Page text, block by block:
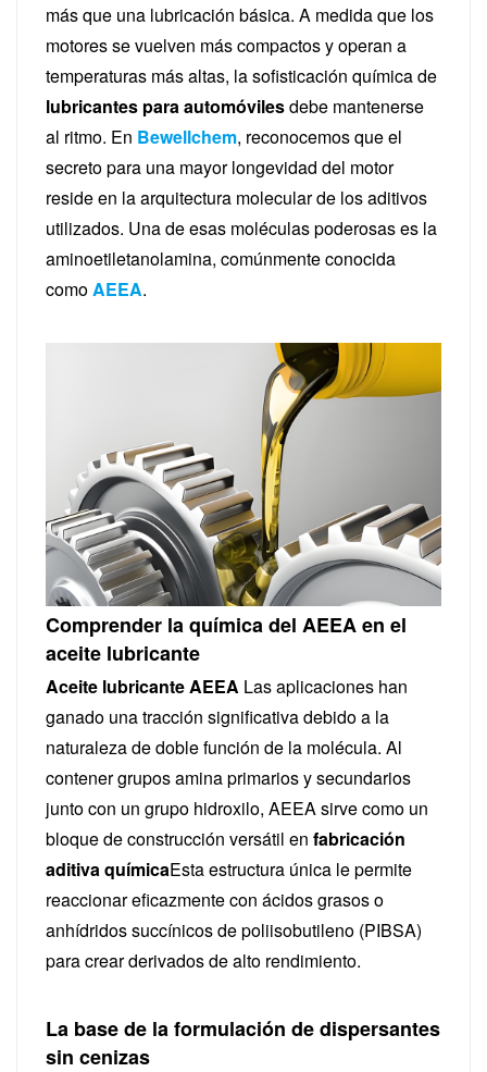
más que una lubricación básica. A medida que los
motores se vuelven más compactos y operan a
temperaturas más altas, la sofisticación química de
lubricantes para automóvilesdebe mantenerse
al ritmo. En Bewellchem, reconocemos que el
secreto para una mayor longevidad del motor
reside en la arquitectura molecular de los aditivos
utilizados. Una de esas moléculas poderosas es la
aminoetiletanolamina, comúnmente conocida
comoAEEA.
Comprender la química del AEEA en el
aceite lubricante
Aceite lubricante AEEA Las aplicaciones han
ganado una tracción significativa debido a la
naturaleza de doble función de la molécula. Al
contener grupos amina primarios y secundarios
junto con un grupo hidroxilo, AEEA sirve como un
bloque de construcción versátil enfabricación
aditiva químicaEsta estructura única le permite
reaccionar eficazmente con ácidos grasos o
anhídridos succínicos de poliisobutileno (PIBSA)
para crear derivados de alto rendimiento.
La base de la formulación de dispersantes
sin cenizas